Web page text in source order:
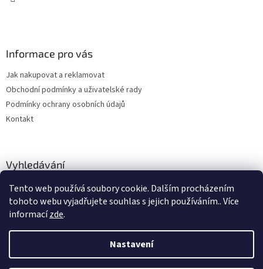
Tento web používá soubory cookie. Dalším procházením
tohoto webu vyjadřujete souhlas s jejich používáním.. Více
informacízde.
Nastavení
Informace pro vás
Jak nakupovat a reklamovat
Obchodní podmínky a uživatelské rady
Podmínky ochrany osobních údajů
Kontakt
Vyhledávání
HLEDAT
Vytvořil Shoptet